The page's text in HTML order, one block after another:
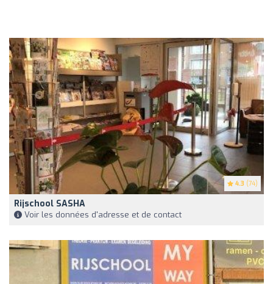
4.3 (74)
Rijschool SASHA
Voir les données d'adresse et de contact